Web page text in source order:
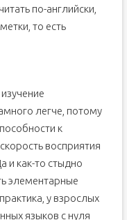
по-английски,
то есть
легче, потому
к
восприятия
и как-то стыдно
элементарные
у взрослых
языков с нуля